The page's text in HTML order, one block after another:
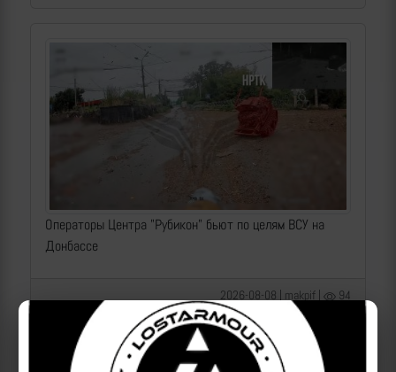
Операторы Центра "Рубикон" бьют по целям ВСУ на
Донбассе
2026-08-08 | makpif | 94